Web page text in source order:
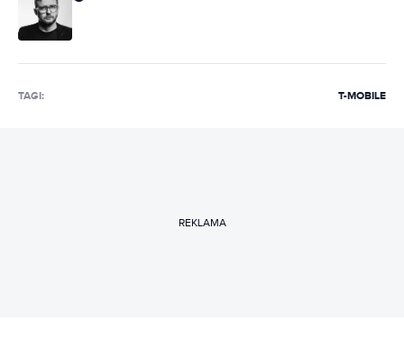
TAGI: T-MOBILE
REKLAMA